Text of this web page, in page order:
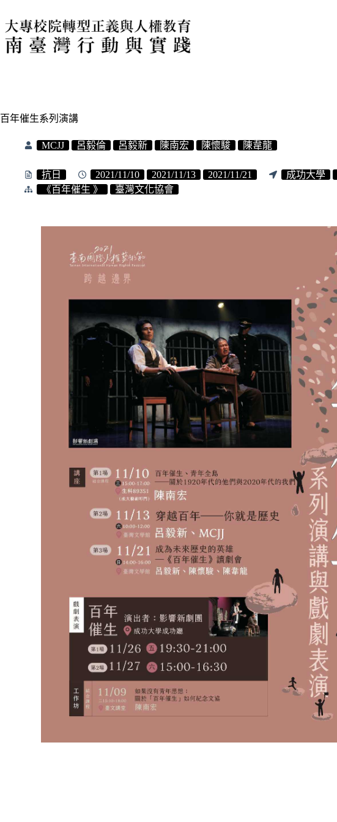
百年催生系列演講
MCJJ 呂毅倫 呂毅新 陳南宏 陳懷駿 陳韋龍
抗日 2021/11/10 2021/11/13 2021/11/21 成功大學
《百年催生 》
臺灣文化協會